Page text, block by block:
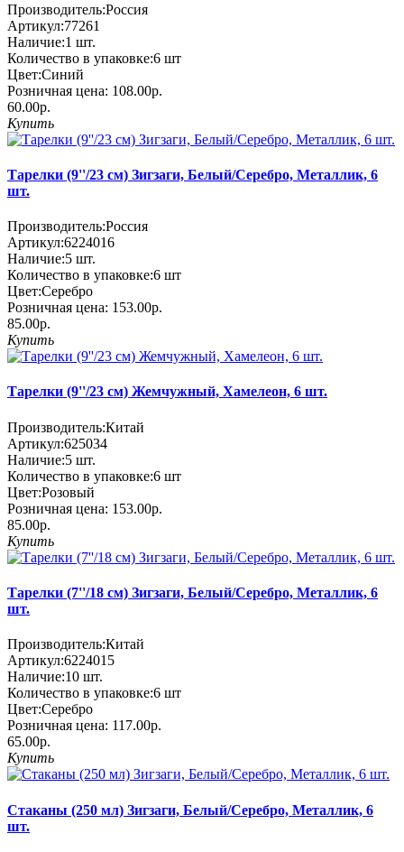
Производитель:Россия
Артикул:77261
Наличие:1 шт.
Количество в упаковке:6 шт
Цвет:Синий
Розничная цена: 108.00р.
60.00р.
Купить
Тарелки (9''/23 см) Зигзаги, Белый/Серебро, Металлик, 6
шт.
Производитель:Россия
Артикул:6224016
Наличие:5 шт.
Количество в упаковке:6 шт
Цвет:Серебро
Розничная цена: 153.00р.
85.00р.
Купить
Тарелки (9''/23 см) Жемчужный, Хамелеон, 6 шт.
Производитель:Китай
Артикул:625034
Наличие:5 шт.
Количество в упаковке:6 шт
Цвет:Розовый
Розничная цена: 153.00р.
85.00р.
Купить
Тарелки (7''/18 см) Зигзаги, Белый/Серебро, Металлик, 6
шт.
Производитель:Китай
Артикул:6224015
Наличие:10 шт.
Количество в упаковке:6 шт
Цвет:Серебро
Розничная цена: 117.00р.
65.00р.
Купить
Стаканы (250 мл) Зигзаги, Белый/Серебро, Металлик, 6
шт.